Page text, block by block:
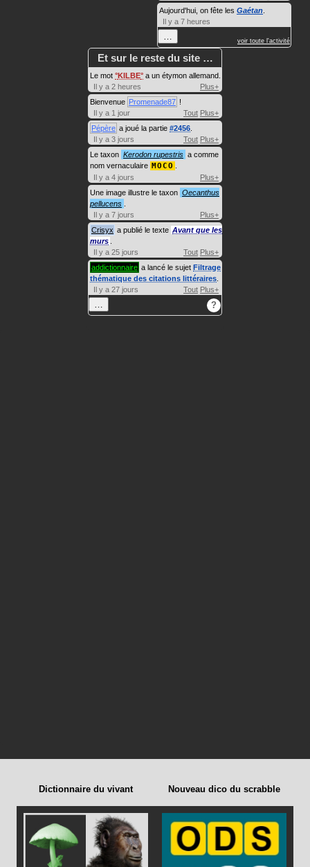
Aujourd'hui, on fête les Gaétan
Il y a 7 heures
voir toute l'activité
Et sur le reste du site …
Le mot KILBE a un étymon allemand.
Il y a 2 heures
Plus+
Bienvenue Promenade87 !
Il y a 1 jour
Tout Plus+
Pépère a joué la partie #2456
Il y a 3 jours
Tout Plus+
Le taxon Kerodon rupestris a comme
nom vernaculaire MOCO
Il y a 4 jours
Plus+
Une image illustre le taxon Oecanthus
pellucens
Il y a 7 jours
Plus+
Crisyx a publié le texte Avant que les
murs
Il y a 25 jours
Tout Plus+
addictionnaire a lancé le sujet Filtrage
thématique des citations littéraires
Il y a 27 jours
Tout Plus+
?
Dictionnaire du vivant Nouveau dico du scrabble